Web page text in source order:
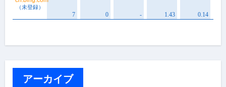
アーカイブ